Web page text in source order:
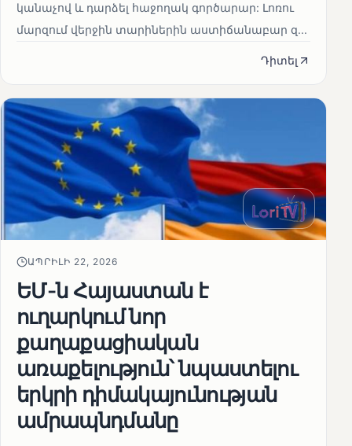
կանաչով և դարձել հաջողակ գործարար: Լոռու
մարզում վերջին տարիներին աստիճանաբար զ...
Դիտել
ԱՊՐԻԼԻ 22, 2026
ԵՄ-ն Հայաստան է
ուղարկում նոր
քաղաքացիական
առաքելություն՝ նպաստելու
երկրի դիմակայունության
ամրապնդմանը